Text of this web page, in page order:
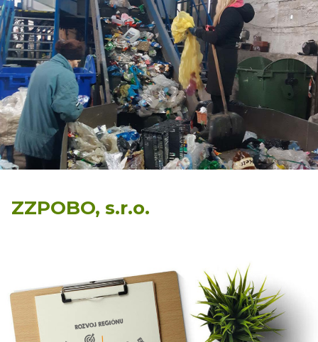
ZZPOBO, s.r.o.